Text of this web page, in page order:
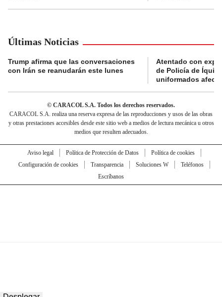
Últimas Noticias
Trump afirma que las conversaciones
con Irán se reanudarán este lunes
Atentado con
de Policía de
uniformados
© CARACOL S.A. Todos los derechos reservados.
CARACOL S.A. realiza una reserva expresa de las reproducciones y usos de las obras
y otras prestaciones accesibles desde este sitio web a medios de lectura mecánica u otros
medios que resulten adecuados.
Aviso legal Política de Protección de Datos
Política de cookies
Configuración de cookies
Transparencia Soluciones W
Teléfonos
Escríbanos